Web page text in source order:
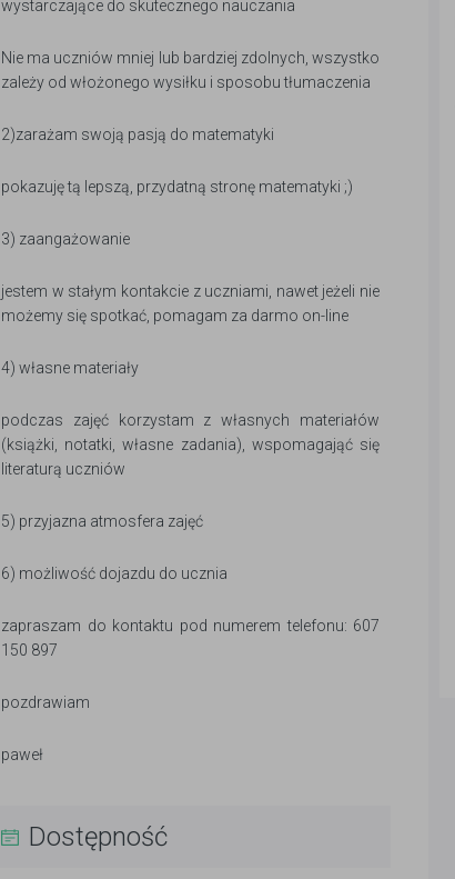
wystarczające do skutecznego nauczania
Nie ma uczniów mniej lub bardziej zdolnych, wszystko
zależy od włożonego wysiłku i sposobu tłumaczenia
2)zarażam swoją pasją do matematyki
pokazuję tą lepszą, przydatną stronę matematyki ;)
3) zaangażowanie
jestem w stałym kontakcie z uczniami, nawet jeżeli nie
możemy się spotkać, pomagam za darmo on-line
4) własne materiały
podczas zajęć korzystam z własnych materiałów
(książki, notatki, własne zadania), wspomagająć się
literaturą uczniów
5) przyjazna atmosfera zajęć
6) możliwość dojazdu do ucznia
zapraszam do kontaktu pod numerem telefonu: 607
150 897
pozdrawiam
paweł
Dostępność